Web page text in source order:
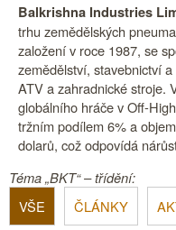
Balkrishna Industries
trhu zemědělských
založení v roce 1987, se
zemědělství, stavebnictví
ATV a zahradnické stroje.
globálního hráče v Off-
tržním podílem 6% a
dolarů, což odpovídá
Téma „BKT“ – třídění:
VŠE
ČLÁNKY